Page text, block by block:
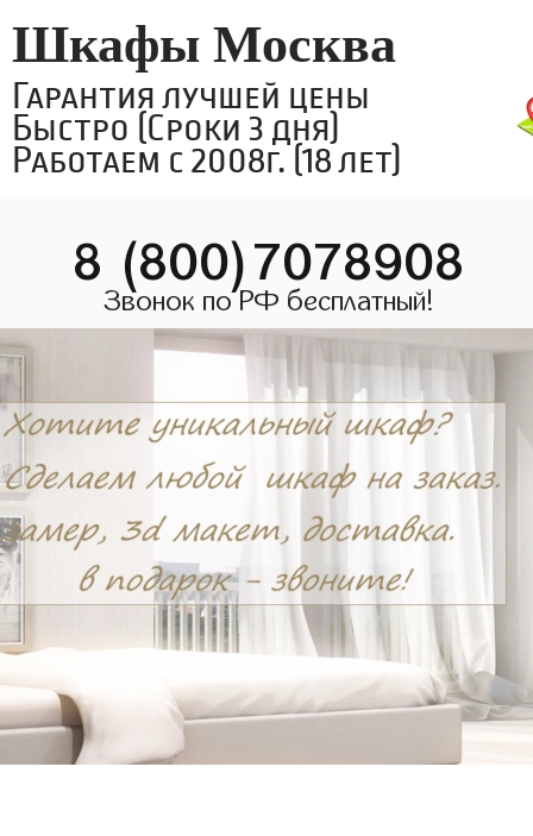
Шкафы Москва
Гарантия лучшей цены
Быстро (Сроки 3 дня)
Работаем с 2008г. (18 лет)
8 (800)7078908
Звонок по РФ бесплатный!